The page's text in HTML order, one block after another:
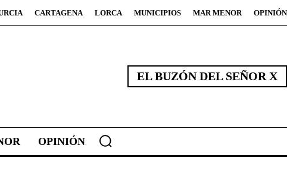
CARTAGENA LORCA MUNICIPIOS MAR MENOR OPINIÓN
EL BUZÓN DEL SEÑOR X
OPINIÓN